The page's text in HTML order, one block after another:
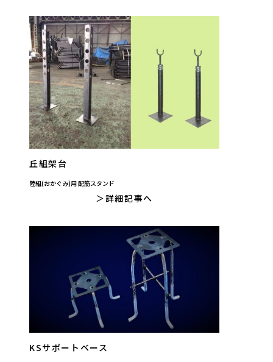
丘組架台
陸組(おかぐみ)用 配筋スタンド
詳細記事へ
KSサポートベース